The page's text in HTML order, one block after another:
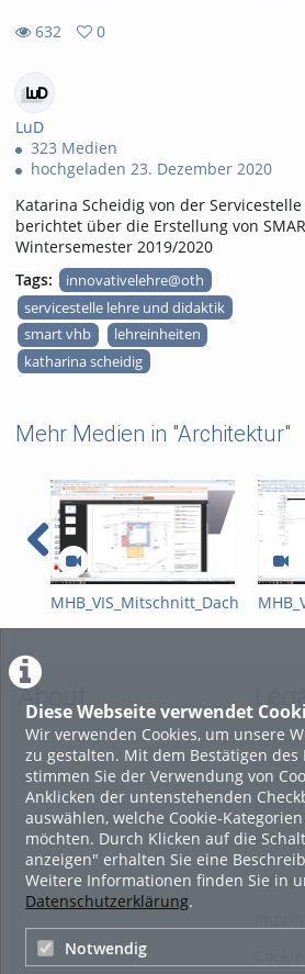
Diese Webseite verwendet
Wir verwenden Cookies, um unsere
zu gestalten. Mit dem Bestätigen
stimmen Sie der Verwendung von
Anklicken der untenstehenden
auswählen, welche Cookie-
möchten. Durch Klicken auf die
anzeigen" erhalten Sie eine
Weitere Informationen finden Sie in
Datenschutzerklärung.
Notwendig
632
views
0
favorites
LuD
323 Medien
hochgeladen 23. Dezember 2020
Katarina Scheidig von der
berichtet über die Erstellung von
Wintersemester 2019/2020
Tags:
innovativelehre@oth
servicestelle lehre und didaktik
smart vhb
lehreinheiten
katharina scheidig
Mehr Medien in "Architektur"
MHB_VIS_Mitschnitt_Dach
About
Terms
Usage
pages)
ViMP
Sub-